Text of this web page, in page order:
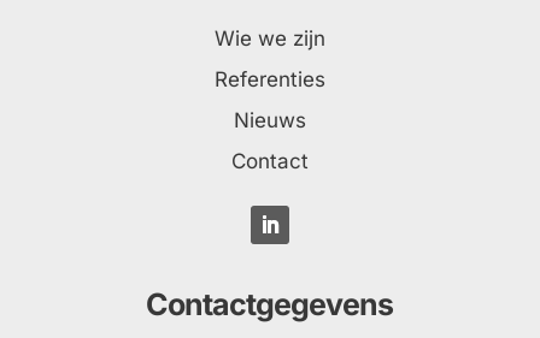
Wie we zijn
Referenties
Nieuws
Contact
Contactgegevens